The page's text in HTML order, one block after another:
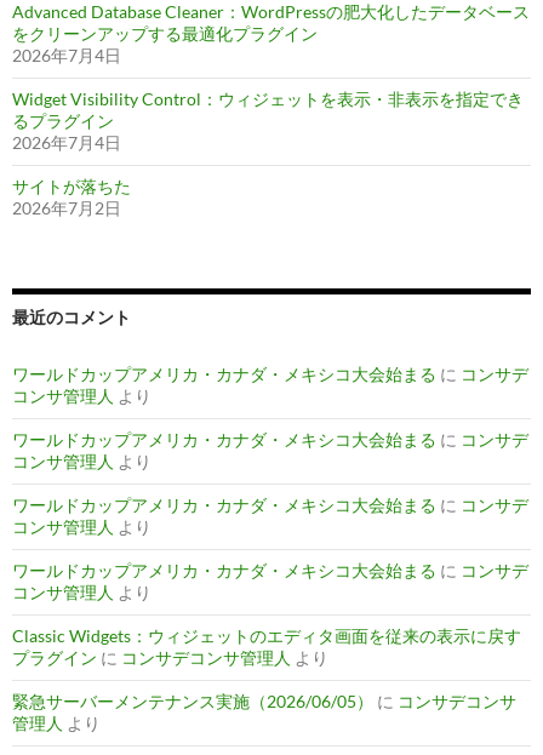
Advanced Database Cleaner：WordPressの肥大化したデータベース
をクリーンアップする最適化プラグイン
2026年7月4日
Widget Visibility Control：ウィジェットを表示・非表示を指定でき
るプラグイン
2026年7月4日
サイトが落ちた
2026年7月2日
最近のコメント
ワールドカップアメリカ・カナダ・メキシコ大会始まる に コンサデ
コンサ管理人 より
ワールドカップアメリカ・カナダ・メキシコ大会始まる に コンサデ
コンサ管理人 より
ワールドカップアメリカ・カナダ・メキシコ大会始まる に コンサデ
コンサ管理人 より
ワールドカップアメリカ・カナダ・メキシコ大会始まる に コンサデ
コンサ管理人 より
Classic Widgets：ウィジェットのエディタ画面を従来の表示に戻す
プラグイン に コンサデコンサ管理人 より
緊急サーバーメンテナンス実施（2026/06/05） に コンサデコンサ
管理人 より